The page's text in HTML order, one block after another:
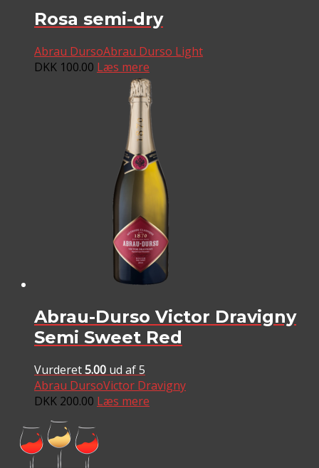
Rosa semi-dry
Abrau DursoAbrau Durso Light
DKK 100.00 Læs mere
Abrau-Durso Victor Dravigny
Semi Sweet Red
Vurderet5.00 ud af 5
Abrau DursoVictor Dravigny
DKK 200.00 Læs mere